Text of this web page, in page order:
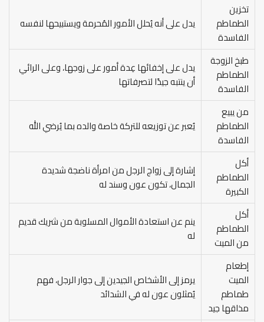
تخزين
الطماطم
الفاسدة
يدل على أنه يُحلل الأمور المُحرمة ويستبيحها لنفسه
طبخ الزوجة
الطماطم
الفاسدة
يدل على إخفائها عِدة أمور على زوجها، وعلى الرائي
أن ينتبه جيدًا لتصرفاتها
من يبيع
الطماطم
الفاسدة
يُعبر عن توزيعه للتركة خاصة والده بما يُرضي الله
أكل
الطماطم
الكبيرة
إشارة إلى زواج الرجل من امرأة ناضجة شديدة
الجمال، تكون عون وسند له
أكل
الطماطم
من الميت
ينم عن استعادة الأموال المسلوبة من شريك قديم
له
إطعام
الميت
طماطم
مذاقها جيد
يرمز إلى الأشخاص الجيدين إلى جوار الرجل، فهم
يُمثلون عون له في الشدائد